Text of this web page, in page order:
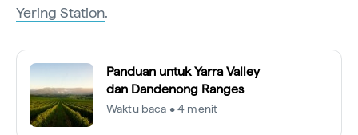
Yering Station.
Panduan untuk Yarra Valley
dan Dandenong Ranges
Waktu baca • 4 menit